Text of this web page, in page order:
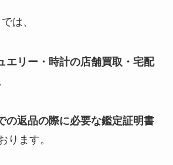
は、
エリー・時計の店舗買取・宅配
の返品の際に必要な鑑定証明書
ります。